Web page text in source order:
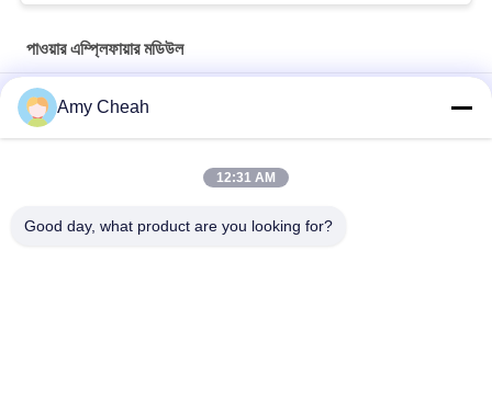
পাওয়ার এম্প্লিফায়ার মডিউল
ভ্রমণের জন্য স্বয়ংক্রিয় সেল ফোন সিগন্যাল রিপিটার/বুস্টার/এম্প্লিফায়ার
মিনি পোর্টেবল সেল ফোন সিগন্যাল রিপিটার 3G
বাড়ির জন্য মোবাইল ফোন জিএসএম সিগন্যাল বুস্টার / রিপিটার / এমপ্লিফায়ার EST-
Amy Cheah
12:31 AM
Good day, what product are you looking for?